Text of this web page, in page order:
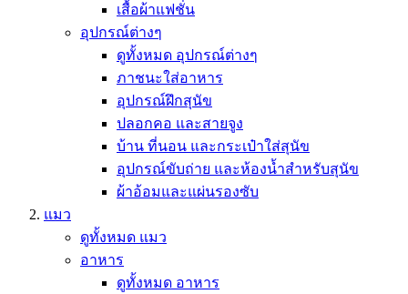
เสื้อผ้าแฟชั่น
อุปกรณ์ต่างๆ
ดูทั้งหมด อุปกรณ์ต่างๆ
ภาชนะใส่อาหาร
อุปกรณ์ฝึกสุนัข
ปลอกคอ และสายจูง
บ้าน ที่นอน และกระเป๋าใส่สุนัข
อุปกรณ์ขับถ่าย และห้องน้ำสำหรับสุนัข
ผ้าอ้อมและแผ่นรองซับ
แมว
ดูทั้งหมด แมว
อาหาร
ดูทั้งหมด อาหาร